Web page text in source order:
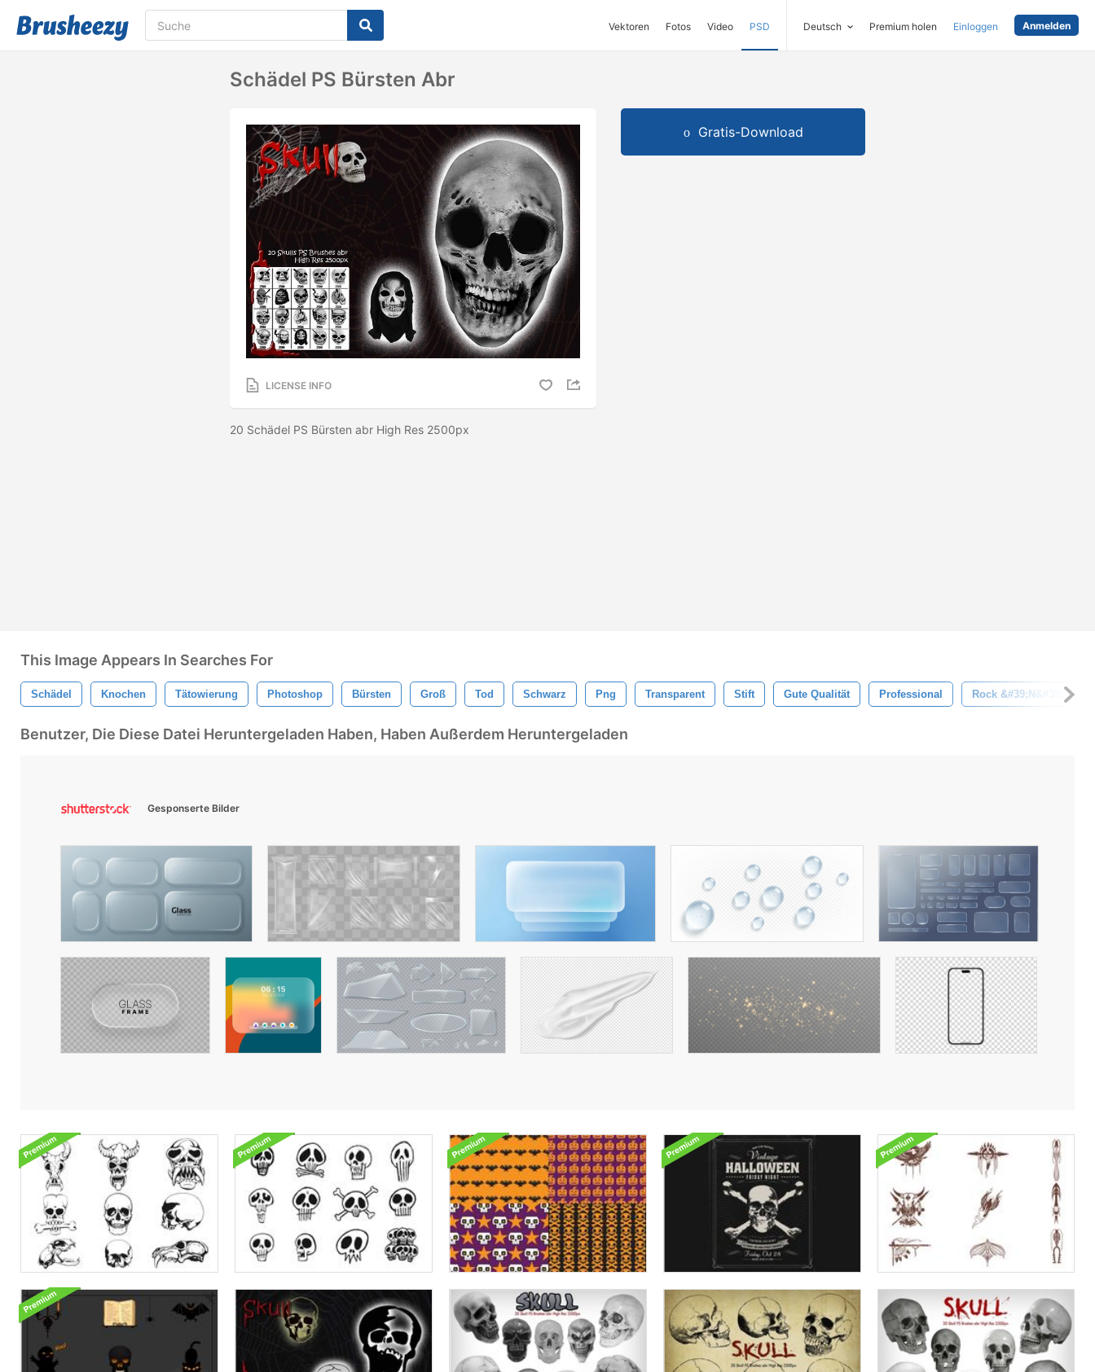
Vektoren Fotos Video PSD Deutsch Premium holen Einloggen Anmelden
Schädel PS Bürsten Abr
LICENSE INFO
20 Schädel PS Bürsten abr High Res 2500px
Gratis-Download
This Image Appears In Searches For
Schädel Knochen Tätowierung Photoshop Bürsten Groß Tod Schwarz Png Transparent Stift Gute Qualität Professional Rock &#39;n&#39; Roll
Benutzer, Die Diese Datei Heruntergeladen Haben, Haben Außerdem Heruntergeladen
Gesponserte Bilder